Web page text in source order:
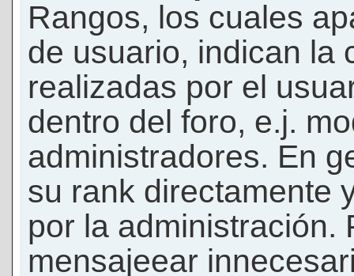
Rangos, los cuales
de usuario, indican la
realizadas por el
dentro del foro, e.j.
administradores. En
su rank directamente
por la administración.
mensajeear